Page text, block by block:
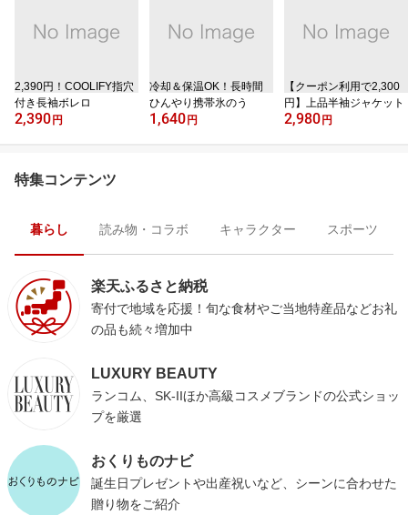
2,390円！COOLIFY指穴
付き長袖ボレロ
2,390 円
冷却＆保温OK！長時間
ひんやり携帯氷のう
1,640 円
【クーポン利用で2,300
円】上品半袖ジャケット
2,980 円
特集コンテンツ
暮らし 読み物・コラボ キャラクター スポーツ
楽天ふるさと納税
寄付で地域を応援！旬な食材やご当地特産品などお礼
の品も続々増加中
LUXURY BEAUTY
ランコム、SK-IIほか高級コスメブランドの公式ショッ
プを厳選
おくりものナビ
誕生日プレゼントや出産祝いなど、シーンに合わせた
贈り物をご紹介